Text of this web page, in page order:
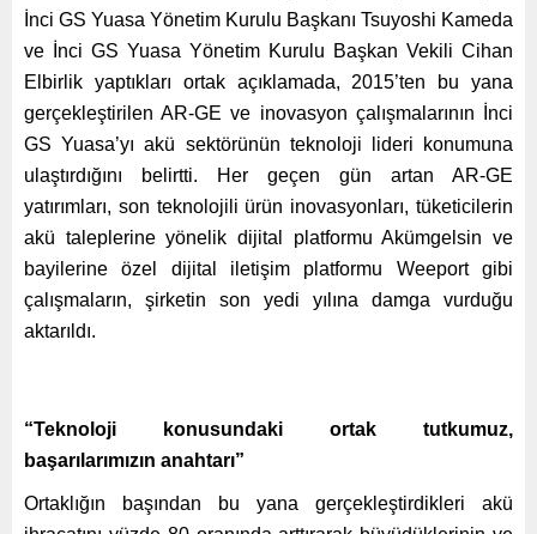
İnci GS Yuasa Yönetim Kurulu Başkanı Tsuyoshi Kameda
ve İnci GS Yuasa Yönetim Kurulu Başkan Vekili Cihan
Elbirlik yaptıkları ortak açıklamada, 2015’ten bu yana
gerçekleştirilen AR-GE ve inovasyon çalışmalarının İnci
GS Yuasa’yı akü sektörünün teknoloji lideri konumuna
ulaştırdığını belirtti. Her geçen gün artan AR-GE
yatırımları, son teknolojili ürün inovasyonları, tüketicilerin
akü taleplerine yönelik dijital platformu Akümgelsin ve
bayilerine özel dijital iletişim platformu Weeport gibi
çalışmaların, şirketin son yedi yılına damga vurduğu
aktarıldı.
“Teknoloji konusundaki ortak tutkumuz,
başarılarımızın anahtarı”
Ortaklığın başından bu yana gerçekleştirdikleri akü